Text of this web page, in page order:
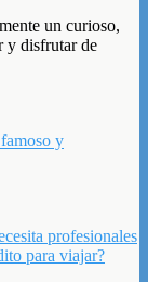
un curioso,
y disfrutar de
y
profesionales
para viajar?